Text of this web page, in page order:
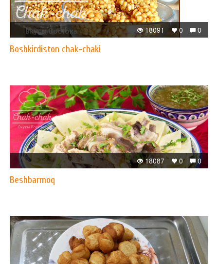
0
0
18091
Boshkirdiston chak-chaki
0
0
18087
Beshbarmoq